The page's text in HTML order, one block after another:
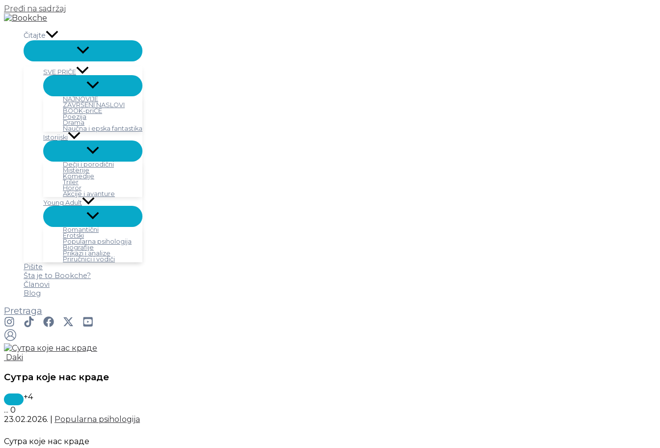
Pređi na sadržaj
Čitajte
SVE PRIČE
NAJNOVIJE
ZAVRŠENI NASLOVI
BOOK-priČE
Poezija
Drama
Naučna i epska fantastika
Istorijski
Dečji i porodični
Misterije
Komedije
Triler
Horor
Akcije i avanture
Young Adult
Romantični
Erotski
Popularna psihologija
Biografije
Prikazi i analize
Priručnici i vodiči
Pišite
Šta je to Bookche?
Članovi
Blog
Pretraga
Daki
Сутра које нас краде
+4
... 0
23.02.2026.
Popularna psihologija
Сутра које нас краде